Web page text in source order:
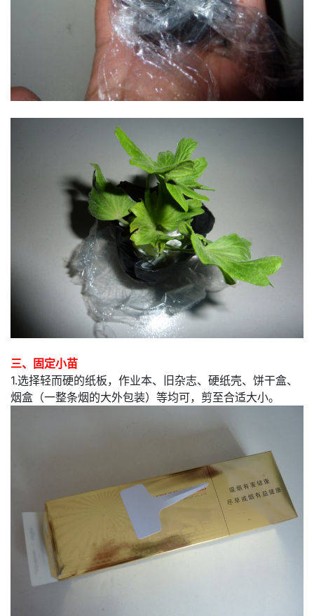
三、固定小苗
1.选择轻而硬的纸板，作业本、旧杂志、硬纸壳、饼干盒、
烟盒（一整条烟的大外包装）等均可，剪至合适大小。